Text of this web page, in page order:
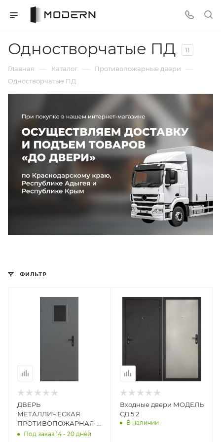
Одностворчатые ПД 11
Главная — Каталог — Противопожарные двери —
Одностворчатые ПД
ФИЛЬТР
ДВЕРЬ
МЕТАЛЛИЧЕСКАЯ
ПРОТИВОПОЖАРНАЯ-1
ЕI (15, 30, 45, 60) С
Под заказ 14 - 20 дней
Входные двери МОДЕЛЬ
СД 5.2
В наличии